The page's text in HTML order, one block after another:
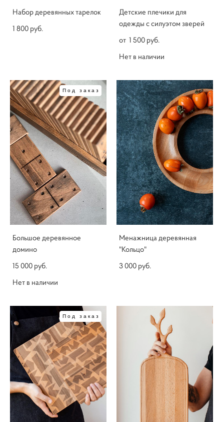
Набор деревянных тарелок
1 800 pуб.
Детские плечики для
одежды с силуэтом зверей
от 1 500 pуб.
Нет в наличии
Под заказ
Большое деревянное
домино
15 000 pуб.
Нет в наличии
Менажница деревянная
"Кольцо"
3 000 pуб.
Под заказ